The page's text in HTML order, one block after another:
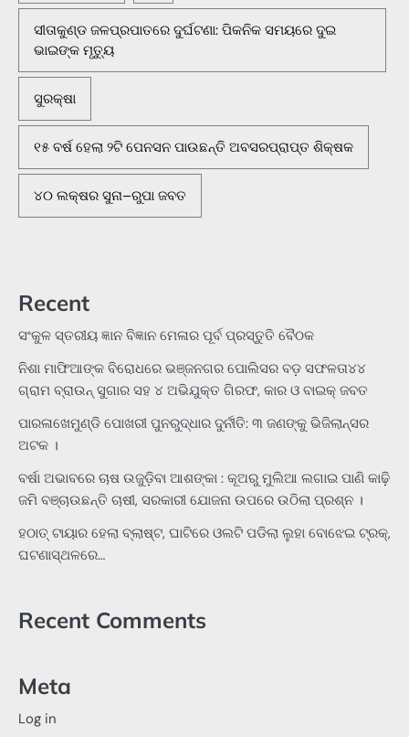
ସୀତାକୁଣ୍ଡ ଜଳପ୍ରପାତରେ ଦୁର୍ଘଟଣା: ପିକନିକ ସମୟରେ ଦୁଇ
ଭାଇଙ୍କ ମୃତ୍ୟୁ
ସୁରକ୍ଷା
୧୫ ବର୍ଷ ହେଲା ୨ଟି ପେନସନ ପାଉଛନ୍ତି ଅବସରପ୍ରାପ୍ତ ଶିକ୍ଷକ
୪୦ ଲକ୍ଷର ସୁନା–ରୁପା ଜବତ
Recent
ସଂକୁଳ ସ୍ତରୀୟ ଜ୍ଞାନ ବିଜ୍ଞାନ ମେଳାର ପୂର୍ବ ପ୍ରସ୍ତୁତି ବୈଠକ
ନିଶା ମାଫିଆଙ୍କ ବିରୋଧରେ ଭଞ୍ଜନଗର ପୋଲିସର ବଡ଼ ସଫଳତା୪୪
ଗ୍ରାମ ବ୍ରାଉନ୍ ସୁଗାର ସହ ୪ ଅଭିଯୁକ୍ତ ଗିରଫ, କାର ଓ ବାଇକ୍ ଜବତ
ପାରଳାଖେମୁଣ୍ଡି ପୋଖରୀ ପୁନରୁଦ୍ଧାର ଦୁର୍ନୀତି: ୩ ଜଣଙ୍କୁ ଭିଜିଲାନ୍ସର
ଅଟକ ।
ବର୍ଷା ଅଭାବରେ ଚାଷ ଉଜୁଡ଼ିବା ଆଶଙ୍କା : କୂଅରୁ ମୁଲିଆ ଲଗାଇ ପାଣି କାଢ଼ି
ଜମି ବଞ୍ଚାଉଛନ୍ତି ଚାଷୀ, ସରକାରୀ ଯୋଜନା ଉପରେ ଉଠିଲା ପ୍ରଶ୍ନ ।
ହଠାତ୍‌ ଟାୟାର ହେଲା ବ୍ଲାଷ୍ଟ, ଘାଟିରେ ଓଲଟି ପଡିଲା ଲୁହା ବୋଝେଇ ଟ୍ରକ୍‌,
ଘଟଣାସ୍ଥଳରେ…
Recent Comments
Meta
Log in